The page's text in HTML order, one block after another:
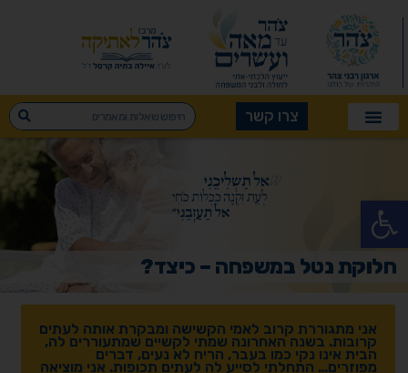
פתח סרגל נגישות
צרו קשר
חלוקת נטל במשפחה – כיצד?
אני מתגוררת קרוב לאמי הקשישה ומבקרת אותה לעתים
קרובות. בשנה האחרונה שמתי לקשיים שמתעוררים לה,
הבית אינו נקי כמו בעבר, הריח לא נעים, דברים
מפוזרים… התחלתי לסייע לה לעתים תכופות. אני מוציאה